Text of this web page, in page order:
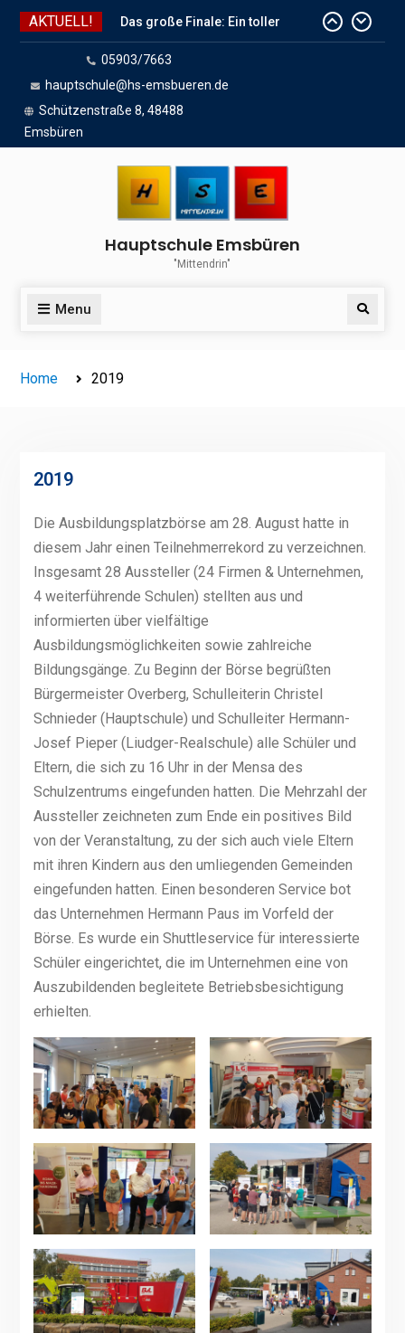
Skip
AKTUELL!
Das große Finale: Ein toller
Endspurt vor den Sommerferien!
Wir sind dabei!
Das Team der HSE wünscht
05903/7663
hauptschule@hs-emsbueren.de
Schützenstraße 8, 48488
Emsbüren
Hauptschule Emsbüren
"Mittendrin"
Menu Search
Home 2019
2019
Die Ausbildungsplatzbörse am 28. August hatte in
diesem Jahr einen Teilnehmerrekord zu verzeichnen.
Insgesamt 28 Aussteller (24 Firmen & Unternehmen,
4 weiterführende Schulen) stellten aus und
informierten über vielfältige
Ausbildungsmöglichkeiten sowie zahlreiche
Bildungsgänge. Zu Beginn der Börse begrüßten
Bürgermeister Overberg, Schulleiterin Christel
Schnieder (Hauptschule) und Schulleiter Hermann-
Josef Pieper (Liudger-Realschule) alle Schüler und
Eltern, die sich zu 16 Uhr in der Mensa des
Schulzentrums eingefunden hatten. Die Mehrzahl der
Aussteller zeichneten zum Ende ein positives Bild
von der Veranstaltung, zu der sich auch viele Eltern
mit ihren Kindern aus den umliegenden Gemeinden
eingefunden hatten. Einen besonderen Service bot
das Unternehmen Hermann Paus im Vorfeld der
Börse. Es wurde ein Shuttleservice für interessierte
Schüler eingerichtet, die im Unternehmen eine von
Auszubildenden begleitete Betriebsbesichtigung
erhielten.